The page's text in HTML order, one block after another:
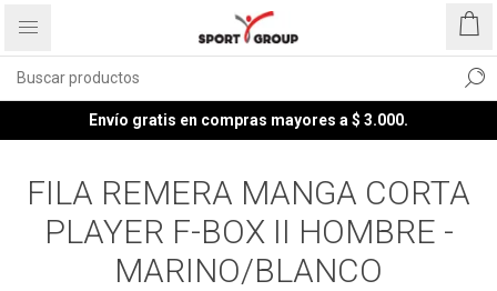
Envío gratis en compras mayores a $ 3.000.
FILA REMERA MANGA CORTA
PLAYER F-BOX II HOMBRE -
MARINO/BLANCO